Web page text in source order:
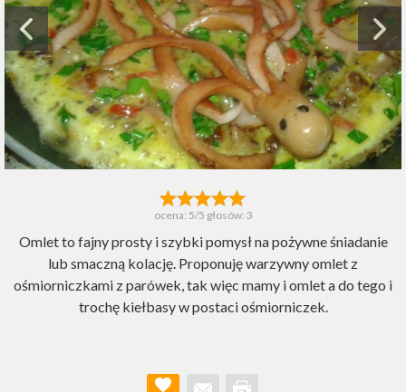
ocena: 5/5 głosów: 3
Omlet to fajny prosty i szybki pomysł na pożywne śniadanie
lub smaczną kolację. Proponuję warzywny omlet z
ośmiorniczkami z parówek, tak więc mamy i omlet a do tego i
trochę kiełbasy w postaci ośmiorniczek.